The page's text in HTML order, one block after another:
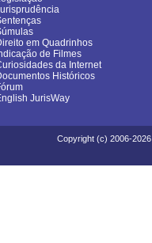
em Quadrinhos
de Filmes
da Internet
Históricos
JurisWay
Copyright (c) 2006-